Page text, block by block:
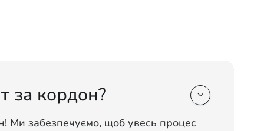
за кордон? 
Ми забезпечуємо, щоб увесь процес